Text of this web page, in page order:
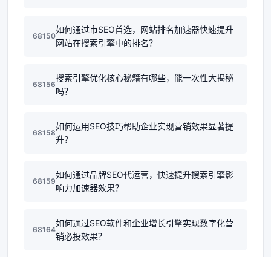
68150
如何通过市SEO首选，网站排名加速器快速提升
网站在搜索引擎中的排名？
68156
搜索引擎优化核心秘籍有哪些，能一次性大揭秘
吗？
68158
如何运用SEO技巧帮助企业实现营销效果显著提
升？
68159
如何通过品牌SEO代运营，快速提升搜索引擎影
响力加速器效果？
68164
如何通过SEO软件和企业增长引擎实现数字化营
销必投效果？